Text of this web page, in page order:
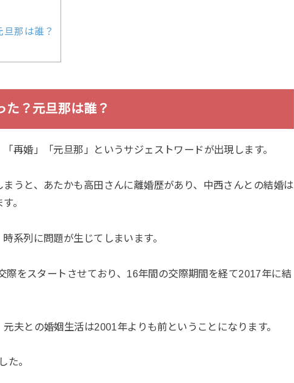
那は誰？
？元旦那は誰？
再婚」「元旦那」というサジェストワードが出現します。
うと、あたかも高田さんに離婚歴があり、中西さんとの結婚は
。
系列に問題が生じてしまいます。
際をスタートさせており、16年間の交際期間を経て2017年に結
夫との婚姻生活は2001年よりも前ということになります。
た。